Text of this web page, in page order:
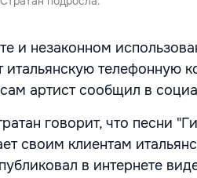
и незаконном
итальянскую телефонную
артист сообщил в
говорит, что песни
своим клиентам
в интернете